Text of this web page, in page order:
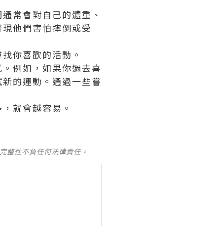
常會對自己的體重、
他們害怕摔倒或受
你喜歡的活動。
例如，如果你過去喜
的運動。 通過一些嘗
就會越容易。
整性不負任何法律責任。